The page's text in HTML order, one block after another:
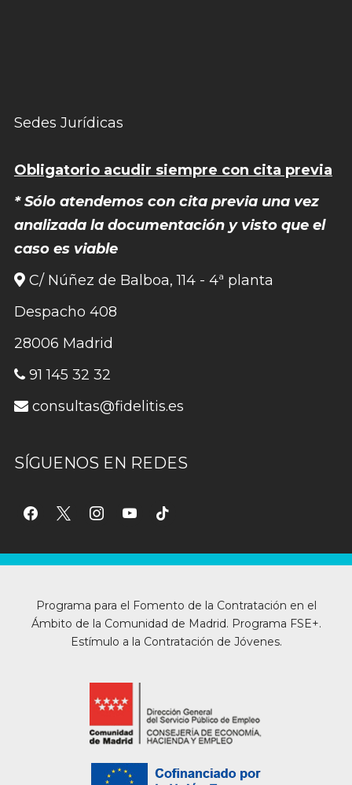
Sedes Jurídicas
Obligatorio acudir siempre con cita previa
* Sólo atendemos con cita previa una vez
analizada la documentación y visto que el
caso es viable
C/ Núñez de Balboa, 114 - 4ª planta
Despacho 408
28006 Madrid
91 145 32 32
consultas@fidelitis.es
SÍGUENOS EN REDES
facebook
x instagramyoutubetiktok
Programa para el Fomento de la Contratación en el
Ámbito de la Comunidad de Madrid. Programa FSE+.
Estímulo a la Contratación de Jóvenes.